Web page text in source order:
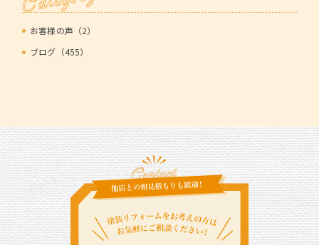
お客様の声（2）
ブログ（455）